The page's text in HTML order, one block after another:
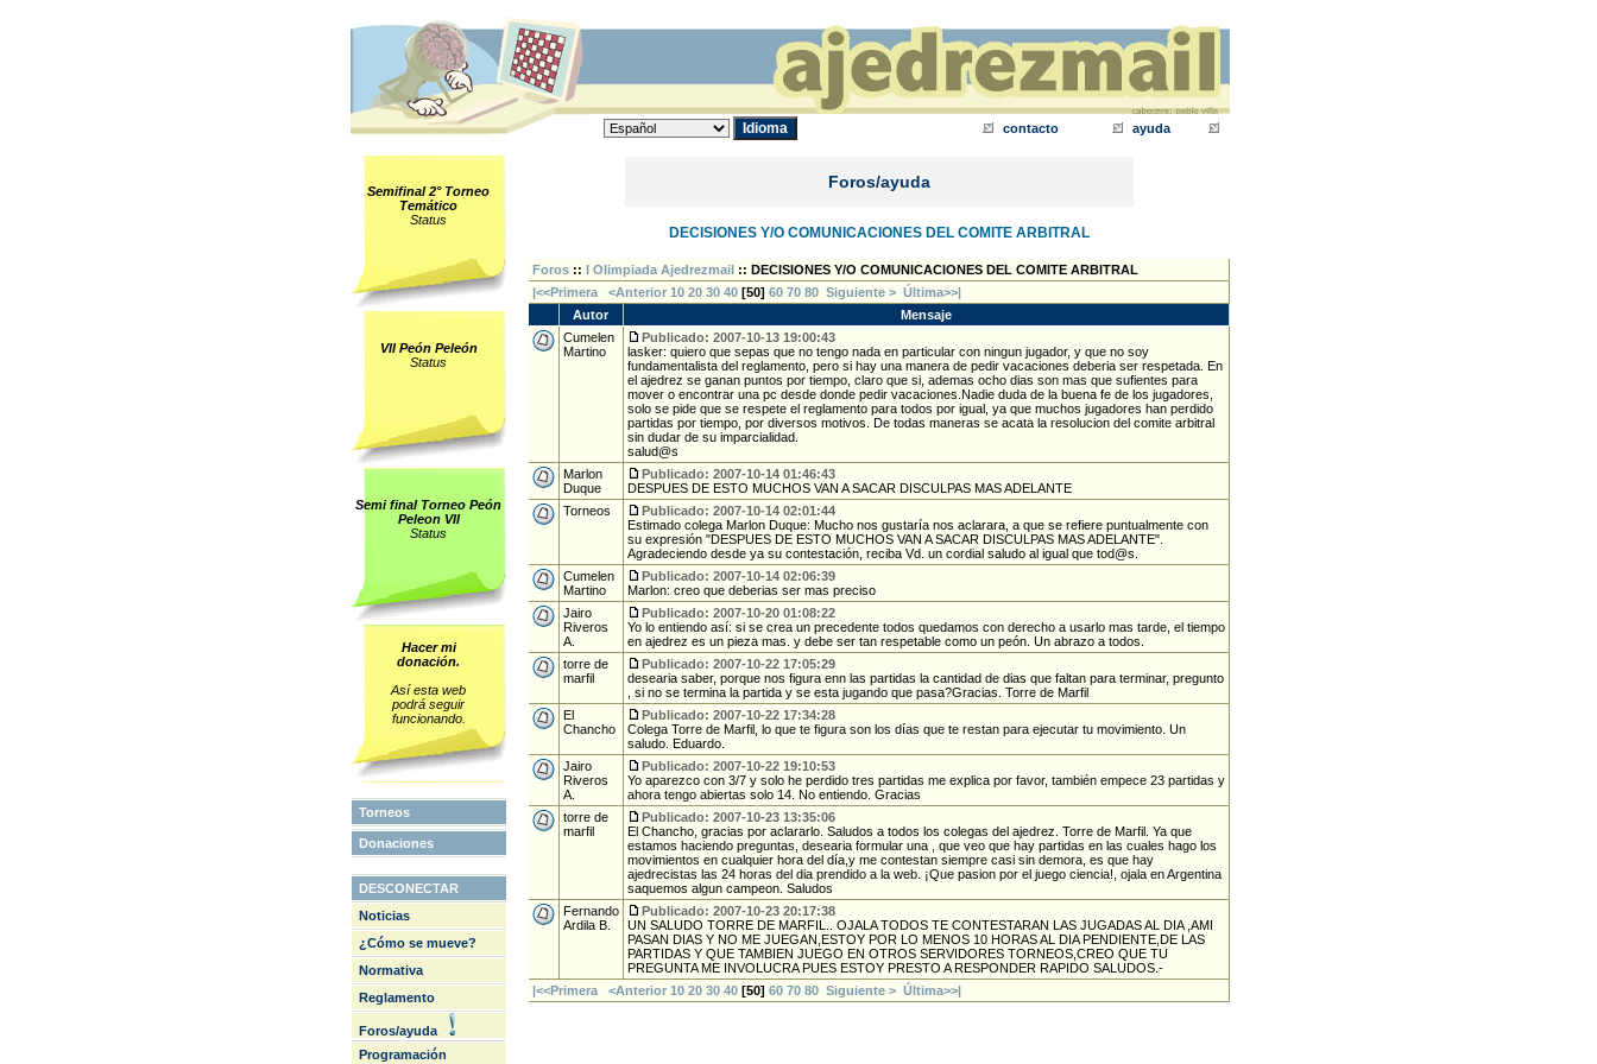
contacto ayuda
Semifinal 2° Torneo
Temático
Status
VII Peón Peleón
Status
Semi final Torneo Peón
Peleon VII
Status
Hacer mi
donación.
Así esta web
podrá seguir
funcionando.
Torneos
Donaciones
DESCONECTAR
Noticias
¿Cómo se mueve?
Normativa
Reglamento
Foros/ayuda
Programación
Foros/ayuda
DECISIONES Y/O COMUNICACIONES DEL COMITE ARBITRAL
Foros:: I Olimpiada Ajedrezmail:: DECISIONES Y/O COMUNICACIONES DEL COMITE ARBITRAL
|<<Primera
<Anterior 10 20 30 40[50] 60 70 80 Siguiente > Última>>|
Autor
Mensaje
Cumelen
Martino
Publicado: 2007-10-13 19:00:43
lasker: quiero que sepas que no tengo nada en particular con ningun jugador, y que no soy
fundamentalista del reglamento, pero si hay una manera de pedir vacaciones deberia ser respetada. En
el ajedrez se ganan puntos por tiempo, claro que si, ademas ocho dias son mas que sufientes para
mover o encontrar una pc desde donde pedir vacaciones.Nadie duda de la buena fe de los jugadores,
solo se pide que se respete el reglamento para todos por igual, ya que muchos jugadores han perdido
partidas por tiempo, por diversos motivos. De todas maneras se acata la resolucion del comite arbitral
sin dudar de su imparcialidad.
salud@s
Marlon
Duque
Publicado: 2007-10-14 01:46:43
DESPUES DE ESTO MUCHOS VAN A SACAR DISCULPAS MAS ADELANTE
Torneos
Publicado: 2007-10-14 02:01:44
Estimado colega Marlon Duque: Mucho nos gustaría nos aclarara, a que se refiere puntualmente con
su expresión "DESPUES DE ESTO MUCHOS VAN A SACAR DISCULPAS MAS ADELANTE".
Agradeciendo desde ya su contestación, reciba Vd. un cordial saludo al igual que tod@s.
Cumelen
Martino
Publicado: 2007-10-14 02:06:39
Marlon: creo que deberias ser mas preciso
Jairo
Riveros
A.
Publicado: 2007-10-20 01:08:22
Yo lo entiendo así: si se crea un precedente todos quedamos con derecho a usarlo mas tarde, el tiempo
en ajedrez es un pieza mas. y debe ser tan respetable como un peón. Un abrazo a todos.
torre de
marfil
Publicado: 2007-10-22 17:05:29
desearia saber, porque nos figura enn las partidas la cantidad de dias que faltan para terminar, pregunto
, si no se termina la partida y se esta jugando que pasa?Gracias. Torre de Marfil
El
Chancho
Publicado: 2007-10-22 17:34:28
Colega Torre de Marfil, lo que te figura son los días que te restan para ejecutar tu movimiento. Un
saludo. Eduardo.
Jairo
Riveros
A.
Publicado: 2007-10-22 19:10:53
Yo aparezco con 3/7 y solo he perdido tres partidas me explica por favor, también empece 23 partidas y
ahora tengo abiertas solo 14. No entiendo. Gracias
torre de
marfil
Publicado: 2007-10-23 13:35:06
El Chancho, gracias por aclararlo. Saludos a todos los colegas del ajedrez. Torre de Marfil. Ya que
estamos haciendo preguntas, desearia formular una , que veo que hay partidas en las cuales hago los
movimientos en cualquier hora del día,y me contestan siempre casi sin demora, es que hay
ajedrecistas las 24 horas del dia prendido a la web. ¡Que pasion por el juego ciencia!, ojala en Argentina
saquemos algun campeon. Saludos
Fernando
Ardila B.
Publicado: 2007-10-23 20:17:38
UN SALUDO TORRE DE MARFIL.. OJALA TODOS TE CONTESTARAN LAS JUGADAS AL DIA ,AMI
PASAN DIAS Y NO ME JUEGAN,ESTOY POR LO MENOS 10 HORAS AL DIA PENDIENTE,DE LAS
PARTIDAS Y QUE TAMBIEN JUEGO EN OTROS SERVIDORES TORNEOS,CREO QUE TU
PREGUNTA ME INVOLUCRA PUES ESTOY PRESTO A RESPONDER RAPIDO SALUDOS.-
|<<Primera
<Anterior 10 20 30 40[50] 60 70 80 Siguiente > Última>>|